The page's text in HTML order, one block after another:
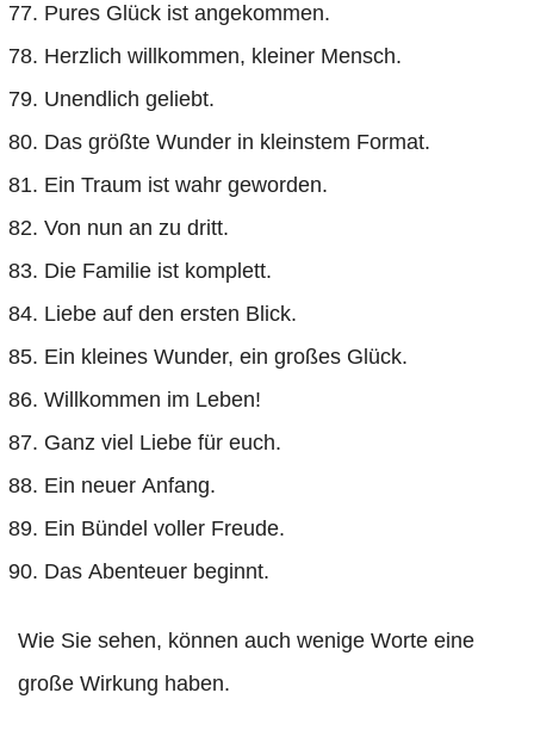
Pures Glück ist angekommen.
Herzlich willkommen, kleiner Mensch.
Unendlich geliebt.
Das größte Wunder in kleinstem Format.
Ein Traum ist wahr geworden.
Von nun an zu dritt.
Die Familie ist komplett.
Liebe auf den ersten Blick.
Ein kleines Wunder, ein großes Glück.
Willkommen im Leben!
Ganz viel Liebe für euch.
Ein neuer Anfang.
Ein Bündel voller Freude.
Das Abenteuer beginnt.
Wie Sie sehen, können auch wenige Worte eine
große Wirkung haben.